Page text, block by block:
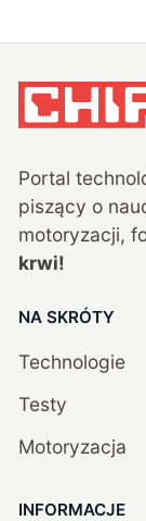
Portal
piszący o
motoryzacji,
krwi!
NA SKRÓTY
Technologie
Testy
Motoryzacja
INFORMACJE